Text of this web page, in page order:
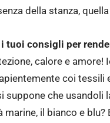
della stanza,
tuoi consigli per
calore e
coi
che usandoli
il bianco e